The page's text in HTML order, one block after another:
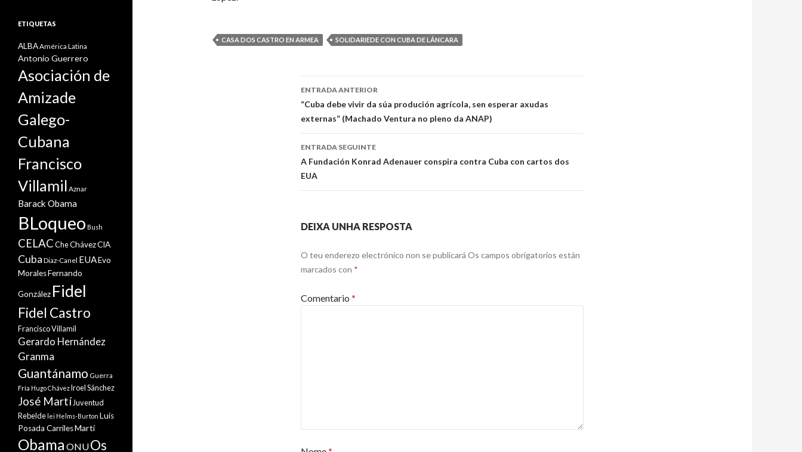
CASA DOS CASTRO EN ARMEA SOLIDARIEDE CON CUBA DE LÁNCARA
Ir
a
entrada
ENTRADA ANTERIOR
“Cuba debe vivir da súa produción agrícola, sen esperar axudas
externas” (Machado Ventura no pleno da ANAP)
ENTRADA SEGUINTE
A Fundación Konrad Adenauer conspira contra Cuba con cartos dos
EUA
DEIXA UNHA RESPOSTA
O teu enderezo electrónico non se publicará Os campos obrigatorios están
marcados con *
Comentario *
ETIQUETAS
ALBAAmérica Latina
Antonio Guerrero
Asociación de
Amizade
Galego-
Cubana
Francisco
Villamil Aznar
Barack Obama
BLoqueo Bush
CELACCheChávezCIA
Cuba Diaz-Canel EUAEvo
MoralesFernando
González Fidel
Fidel Castro
Francisco Villamil
Gerardo Hernández
Granma
Guantánamo Guerra
Fría Hugo ChávezIroel Sánchez
José Martí Juventud
Rebelde lei Helms-Burton Luis
Posada CarrilesMartí
Obama ONUOs